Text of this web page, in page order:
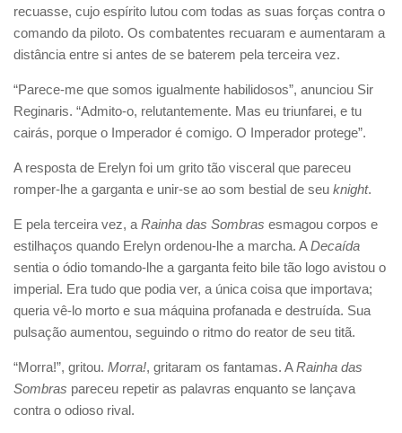
recuasse, cujo espírito lutou com todas as suas forças contra o
comando da piloto. Os combatentes recuaram e aumentaram a
distância entre si antes de se baterem pela terceira vez.
“Parece-me que somos igualmente habilidosos”, anunciou Sir
Reginaris. “Admito-o, relutantemente. Mas eu triunfarei, e tu
cairás, porque o Imperador é comigo. O Imperador protege”.
A resposta de Erelyn foi um grito tão visceral que pareceu
romper-lhe a garganta e unir-se ao som bestial de seu knight.
E pela terceira vez, a Rainha das Sombras esmagou corpos e
estilhaços quando Erelyn ordenou-lhe a marcha. ADecaída
sentia o ódio tomando-lhe a garganta feito bile tão logo avistou o
imperial. Era tudo que podia ver, a única coisa que importava;
queria vê-lo morto e sua máquina profanada e destruída. Sua
pulsação aumentou, seguindo o ritmo do reator de seu titã.
“Morra!”, gritou. Morra!, gritaram os fantamas. ARainha das
Sombras pareceu repetir as palavras enquanto se lançava
contra o odioso rival.